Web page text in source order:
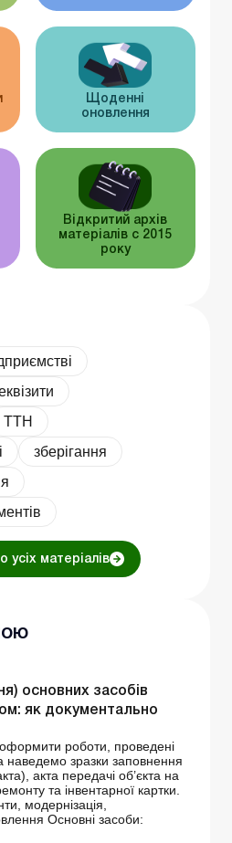
Щоденні
оновлення
Відкритий архів
матеріалів c 2015
року
ТТН
зберігання
усіх матеріалів
основних засобів
як документально
оформити роботи, проведені
наведемо зразки заповнення
акта передачі об’єкта на
та інвентарної картки.
модернізація,
Основні засоби: